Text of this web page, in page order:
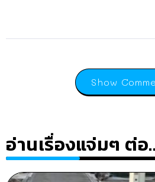
Show
อ่านเรื่องแจ่มๆ ต่อ..